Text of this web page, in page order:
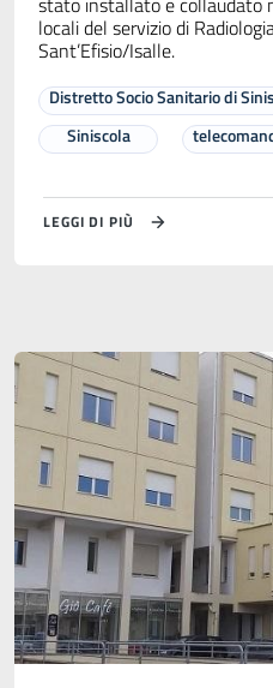
locali del servizio di
Sant’Efisio/Isalle.
Distretto Socio Sanitario di
Siniscola
LEGGI DI PIÙ